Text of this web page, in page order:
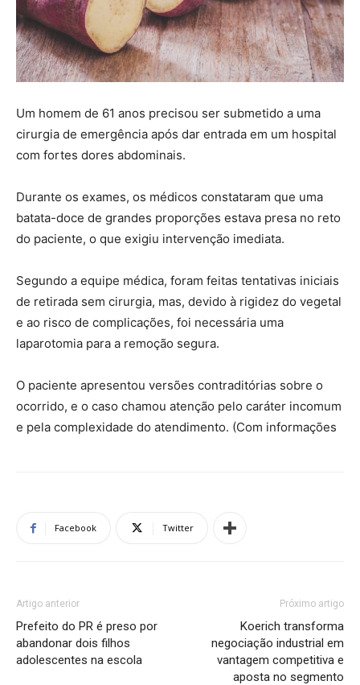
Um homem de 61 anos precisou ser submetido a uma
cirurgia de emergência após dar entrada em um hospital
com fortes dores abdominais.
Durante os exames, os médicos constataram que uma
batata-doce de grandes proporções estava presa no reto
do paciente, o que exigiu intervenção imediata.
Segundo a equipe médica, foram feitas tentativas iniciais
de retirada sem cirurgia, mas, devido à rigidez do vegetal
e ao risco de complicações, foi necessária uma
laparotomia para a remoção segura.
O paciente apresentou versões contraditórias sobre o
ocorrido, e o caso chamou atenção pelo caráter incomum
e pela complexidade do atendimento. (Com informações
Facebook Twitter
Artigo anterior
Prefeito do PR é preso por
abandonar dois filhos
adolescentes na escola
Próximo artigo
Koerich transforma
negociação industrial em
vantagem competitiva e
aposta no segmento